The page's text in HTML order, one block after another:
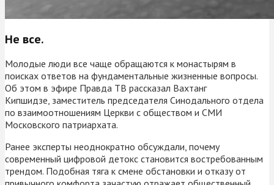
Не все.
Молодые люди все чаще обращаются к монастырям в
поисках ответов на фундаментальные жизненные вопросы.
Об этом в эфире Правда ТВ рассказал Вахтанг
Кипшидзе, заместитель председателя Синодального отдела
по взаимоотношениям Церкви с обществом и СМИ
Московского патриархата.
Ранее эксперты неоднократно обсуждали, почему
современный цифровой детокс становится востребованным
трендом. Подобная тяга к смене обстановки и отказу от